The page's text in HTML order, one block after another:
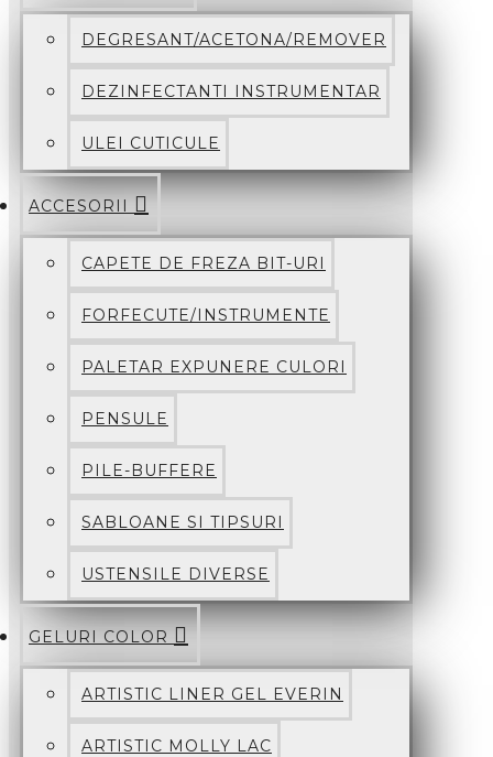
DEGRESANT/ACETONA/REMOVER
DEZINFECTANTI INSTRUMENTAR
ULEI CUTICULE
ACCESORII
CAPETE DE FREZA BIT-URI
FORFECUTE/INSTRUMENTE
PALETAR EXPUNERE CULORI
PENSULE
PILE-BUFFERE
SABLOANE SI TIPSURI
USTENSILE DIVERSE
GELURI COLOR
ARTISTIC LINER GEL EVERIN
ARTISTIC MOLLY LAC